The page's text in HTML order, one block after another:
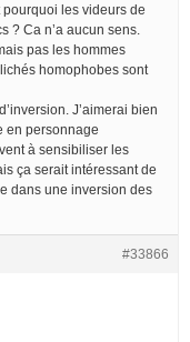
les videurs de
? Ca n’a aucun sens.
pas les hommes
homophobes sont
J’aimerai bien
en personnage
à sensibiliser les
ça serait intéressant de
dans une inversion des
#33866